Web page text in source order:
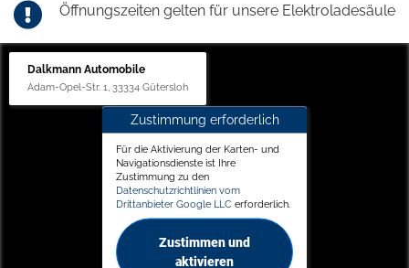
Öffnungszeiten gelten für unsere Elektroladesäule
Dalkmann Automobile
Adam-Opel-Str. 1, 33334 Gütersloh
Zustimmung erforderlich
Für die Aktivierung der Karten- und
Navigationsdienste ist Ihre
Zustimmung zu den
Datenschutzrichtlinien vom
Drittanbieter Google LLC erforderlich.
Zustimmen und
aktivieren